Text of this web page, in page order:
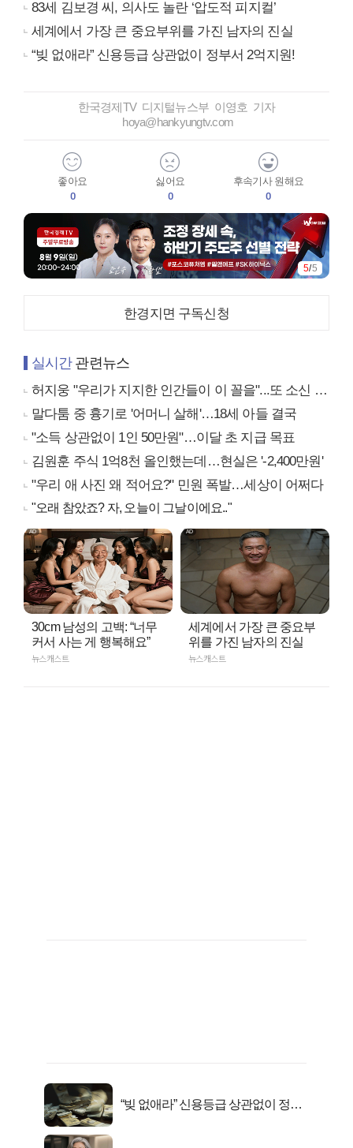
83세 김보경 씨, 의사도 놀란 ‘압도적 피지컬’
세계에서 가장 큰 중요부위를 가진 남자의 진실
“빚 없애라” 신용등급 상관없이 정부서 2억지원!
한국경제TV 디지털뉴스부 이영호 기자
hoya@hankyungtv.com
좋아요
0
싫어요
0
후속기사 원해요
0
5/5
한경지면 구독신청
실시간관련뉴스
허지웅 "우리가 지지한 인간들이 이 꼴을"...또 소신 발언
말다툼 중 흉기로 '어머니 살해'…18세 아들 결국
"소득 상관없이 1인 50만원"…이달 초 지급 목표
김원훈 주식 1억8천 올인했는데…현실은 '-2,400만원'
"우리 애 사진 왜 적어요?" 민원 폭발…세상이 어쩌다
"오래 참았죠? 자, 오늘이 그날이에요.."
30cm 남성의 고백: “너무
커서 사는 게 행복해요”
뉴스캐스트
세계에서 가장 큰 중요부
위를 가진 남자의 진실
뉴스캐스트
“빚 없애라” 신용등급 상관없이 정부